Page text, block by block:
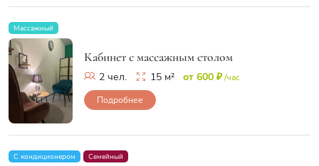
Массажный
Кабинет с массажным столом
2 чел. 15 м² от 600 ₽/час
Подробнее
С кондиционером Семейный